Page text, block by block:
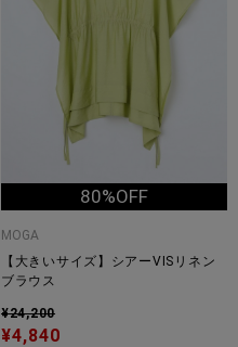
80%OFF
MOGA
【大きいサイズ】シアーVISリネン
ブラウス
¥24,200
¥4,840